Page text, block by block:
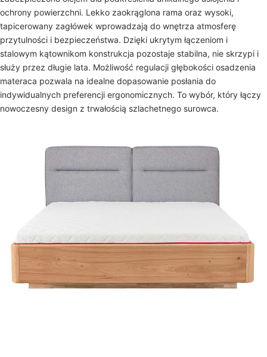
ochrony powierzchni. Lekko zaokrąglona rama oraz wysoki,
tapicerowany zagłówek wprowadzają do wnętrza atmosferę
przytulności i bezpieczeństwa. Dzięki ukrytym łączeniom i
stalowym kątownikom konstrukcja pozostaje stabilna, nie skrzypi i
służy przez długie lata. Możliwość regulacji głębokości osadzenia
materaca pozwala na idealne dopasowanie posłania do
indywidualnych preferencji ergonomicznych. To wybór, który łączy
nowoczesny design z trwałością szlachetnego surowca.